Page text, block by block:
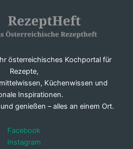
österreichisches Kochportal für
Rezepte,
Küchenwissen und
Inspirationen.
genießen – alles an einem Ort.
Facebook
Instagram